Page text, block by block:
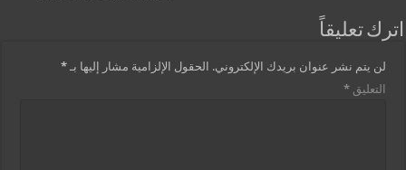
اترك تعليقاً
لن يتم نشر عنوان بريدك الإلكتروني. الحقول الإلزامية مشار إليها بـ*
التعليق*